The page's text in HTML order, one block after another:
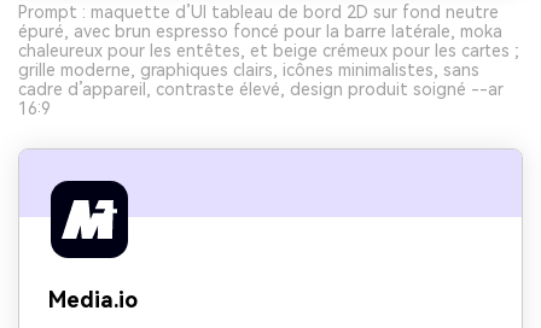
Prompt : maquette d’UI tableau de bord 2D sur fond neutre
épuré, avec brun espresso foncé pour la barre latérale, moka
chaleureux pour les entêtes, et beige crémeux pour les cartes ;
grille moderne, graphiques clairs, icônes minimalistes, sans
cadre d’appareil, contraste élevé, design produit soigné --ar
16:9
Media.io